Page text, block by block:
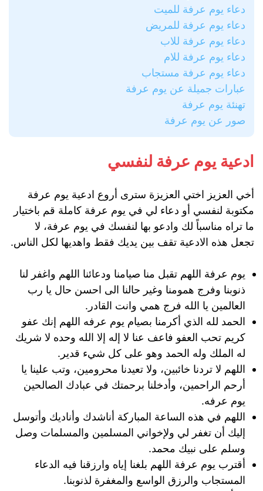
دعاء يوم عرفة للميت
دعاء يوم عرفة للمريض
دعاء يوم عرفة للاب
دعاء يوم عرفة للام
دعاء يوم عرفة مستجاب
عبارات جميلة عن يوم عرفة
تهنئة يوم عرفة
صور عن يوم عرفة
ادعية يوم عرفة لنفسي
أخي العزيز اختي العزيزة سترى أروع ادعية يوم عرفة
مكتوبة لنفسي أو دعاء لي في يوم عرفة كاملة قم باختيار
ما تراه مناسباً لك وادعو بها لنفسك في يوم عرفة، لا
تجعل هذه الادعية تقف بين يديك فقط واهديها لكل الناس.
يوم عرفة اللهم تقبل منا صيامنا ودعائنا اللهم واغفر لنا
ذنوبنا وفرج همومنا وغير حالنا الى احسن حال يا رب
العالمين يا الله فرج همي وانت القادر.
الحمد لله الذي أكرمنا بصيام يوم عرفه اللهم إنك عفو
كريم تحب العفو فاعف عنا لا إله إلا الله وحده لا شريك
له الملك وله الحمد وهو على كل شيء قدير.
اللهم لا تردنا خائبين، ولا تعيدنا محرومين، وتب علينا يا
أرحم الراحمين، وأدخلنا برحمتك في عبادك الصالحين
يوم عرفه.
اللهم في هذه الساعة المباركة أناشدك وأناديك وأتوسل
إليك أن تغفر لي ولإخواني المسلمين والمسلمات وصل
وسلم على نبيك محمد.
أقترب يوم عرفة اللهم بلغنا إياه وارزقنا فيه الدعاء
المستجاب والرزق الواسع والمغفرة لذنوبنا.